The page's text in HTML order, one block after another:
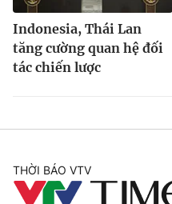
Indonesia, Thái Lan
tăng cường quan hệ đối
tác chiến lược
THỜI BÁO VTV